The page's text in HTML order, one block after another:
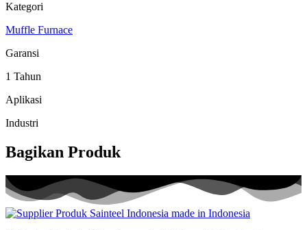
Kategori
Muffle Furnace
Garansi
1 Tahun
Aplikasi
Industri
Bagikan Produk